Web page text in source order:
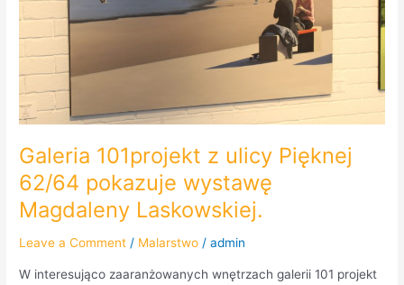
Galeria 101projekt z ulicy Pięknej
62/64 pokazuje wystawę
Magdaleny Laskowskiej.
Leave a Comment / Malarstwo /admin
W interesująco zaaranżowanych wnętrzach galerii 101 projekt
pokazuje
wystawę
Magdaleny